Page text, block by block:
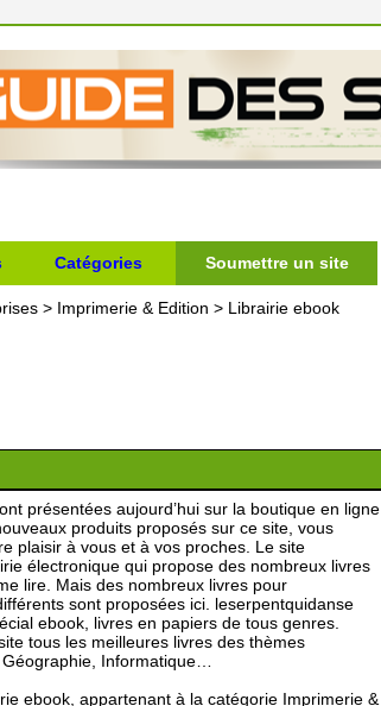
Catégories Soumettre un site
> Imprimerie & Edition > Librairie ebook
présentées aujourd’hui sur la boutique en ligne
produits proposés sur ce site, vous
plaisir à vous et à vos proches. Le site
électronique qui propose des nombreux livres
lire. Mais des nombreux livres pour
sont proposées ici. leserpentquidanse
ebook, livres en papiers de tous genres.
tous les meilleures livres des thèmes
Informatique…
ebook, appartenant à la catégorie Imprimerie &